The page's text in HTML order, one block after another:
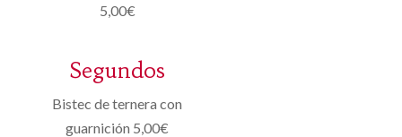
5,00€
Segundos
Bistec de ternera con
guarnición 5,00€